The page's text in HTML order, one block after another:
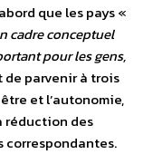
que les pays «
cadre conceptuel
pour les gens,
parvenir à trois
et l’autonomie,
réduction des
correspondantes.